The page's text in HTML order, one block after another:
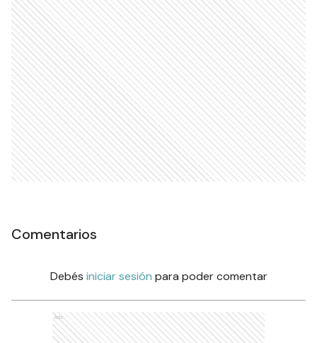
Comentarios
Debés iniciar sesión para poder comentar
Ads